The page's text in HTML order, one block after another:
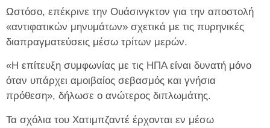
Ωστόσο, επέκρινε την Ουάσινγκτον για την αποστολή
«αντιφατικών μηνυμάτων» σχετικά με τις πυρηνικές
διαπραγματεύσεις μέσω τρίτων μερών.
«Η επίτευξη συμφωνίας με τις ΗΠΑ είναι δυνατή μόνο
όταν υπάρχει αμοιβαίος σεβασμός και γνήσια
πρόθεση», δήλωσε ο ανώτερος διπλωμάτης.
Τα σχόλια του Χατιμπζαντέ έρχονται εν μέσω